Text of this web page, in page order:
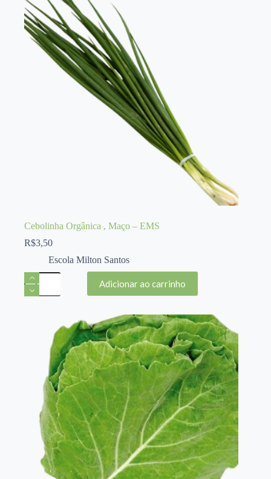
Cebolinha Orgânica , Maço – EMS
R$3,50
Escola Milton Santos
Cebolinha
Orgânica
,
quantidade
Adicionar ao carrinho